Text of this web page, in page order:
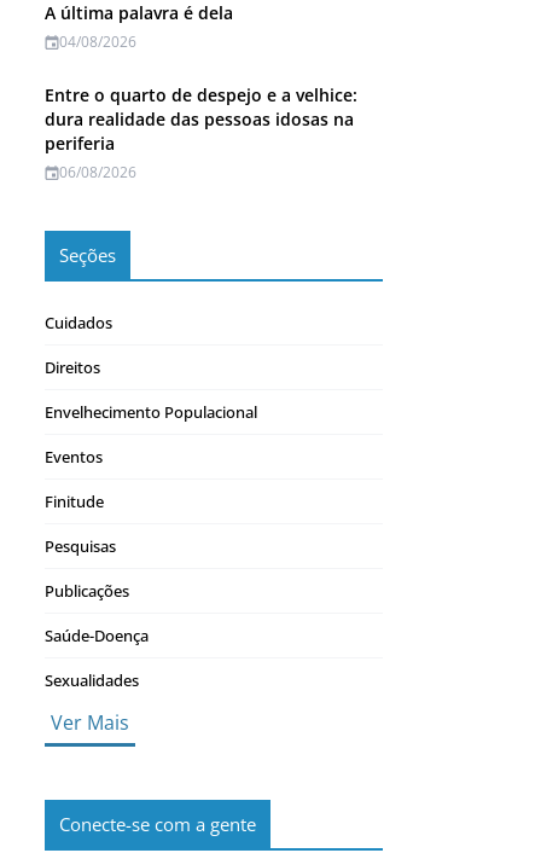
A última palavra é dela
04/08/2026
Entre o quarto de despejo e a velhice:
dura realidade das pessoas idosas na
periferia
06/08/2026
Seções
Cuidados
Direitos
Envelhecimento Populacional
Eventos
Finitude
Pesquisas
Publicações
Saúde-Doença
Sexualidades
Ver Mais
Conecte-se com a gente